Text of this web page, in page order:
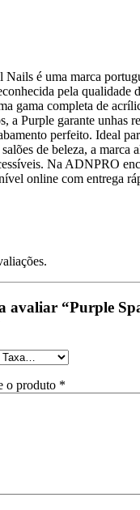
Nails é uma marca
pela qualidade
gama completa de
a Purple garante unhas
perfeito. Ideal
de beleza, a marca
Na ADNPRO
online com entrega
avaliar “Purple
o produto *